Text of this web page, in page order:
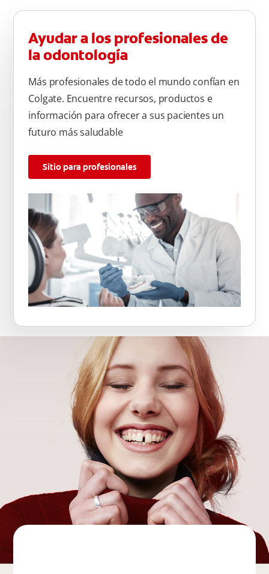
Ayudar a los profesionales de
la odontología
Más profesionales de todo el mundo confían en
Colgate. Encuentre recursos, productos e
información para ofrecer a sus pacientes un
futuro más saludable
Sitio para profesionales